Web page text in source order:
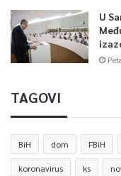
U
TAGOVI
BiH dom FBiH
koronavirus ks